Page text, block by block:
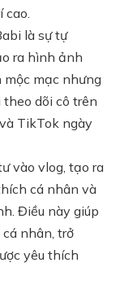
là sự tự
ra hình ảnh
mộc mạc nhưng
dõi cô trên
TikTok ngày
vào vlog, tạo ra
cá nhân và
Điều này giúp
nhân, trở
yêu thích